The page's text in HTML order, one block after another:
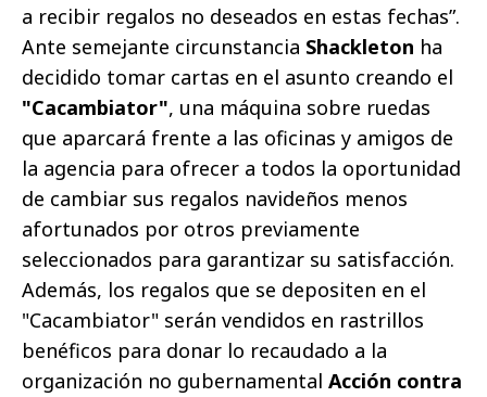
a recibir regalos no deseados en estas fechas”.
Ante semejante circunstancia Shackleton ha
decidido tomar cartas en el asunto creando el
"Cacambiator", una máquina sobre ruedas
que aparcará frente a las oficinas y amigos de
la agencia para ofrecer a todos la oportunidad
de cambiar sus regalos navideños menos
afortunados por otros previamente
seleccionados para garantizar su satisfacción.
Además, los regalos que se depositen en el
"Cacambiator" serán vendidos en rastrillos
benéficos para donar lo recaudado a la
organización no gubernamental Acción contra